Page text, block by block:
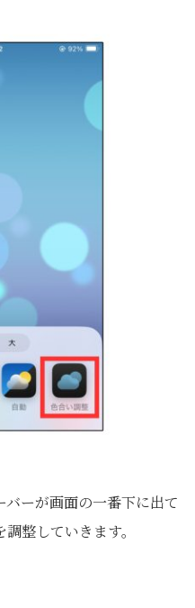
ーが画面の一番下に出て
整していきます。